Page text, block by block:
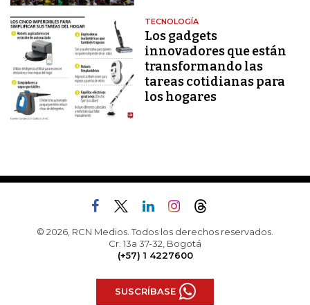
TECNOLOGÍA
Los gadgets
innovadores que están
transformando las
tareas cotidianas para
los hogares
© 2026, RCN Medios. Todos los derechos reservados.
Cr. 13a 37-32, Bogotá
(+57) 1 4227600
SUSCRÍBASE